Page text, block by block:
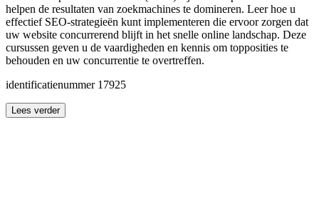
helpen de resultaten van zoekmachines te domineren. Leer hoe u
effectief SEO-strategieën kunt implementeren die ervoor zorgen dat
uw website concurrerend blijft in het snelle online landschap. Deze
cursussen geven u de vaardigheden en kennis om topposities te
behouden en uw concurrentie te overtreffen.
identificatienummer 17925
Lees verder